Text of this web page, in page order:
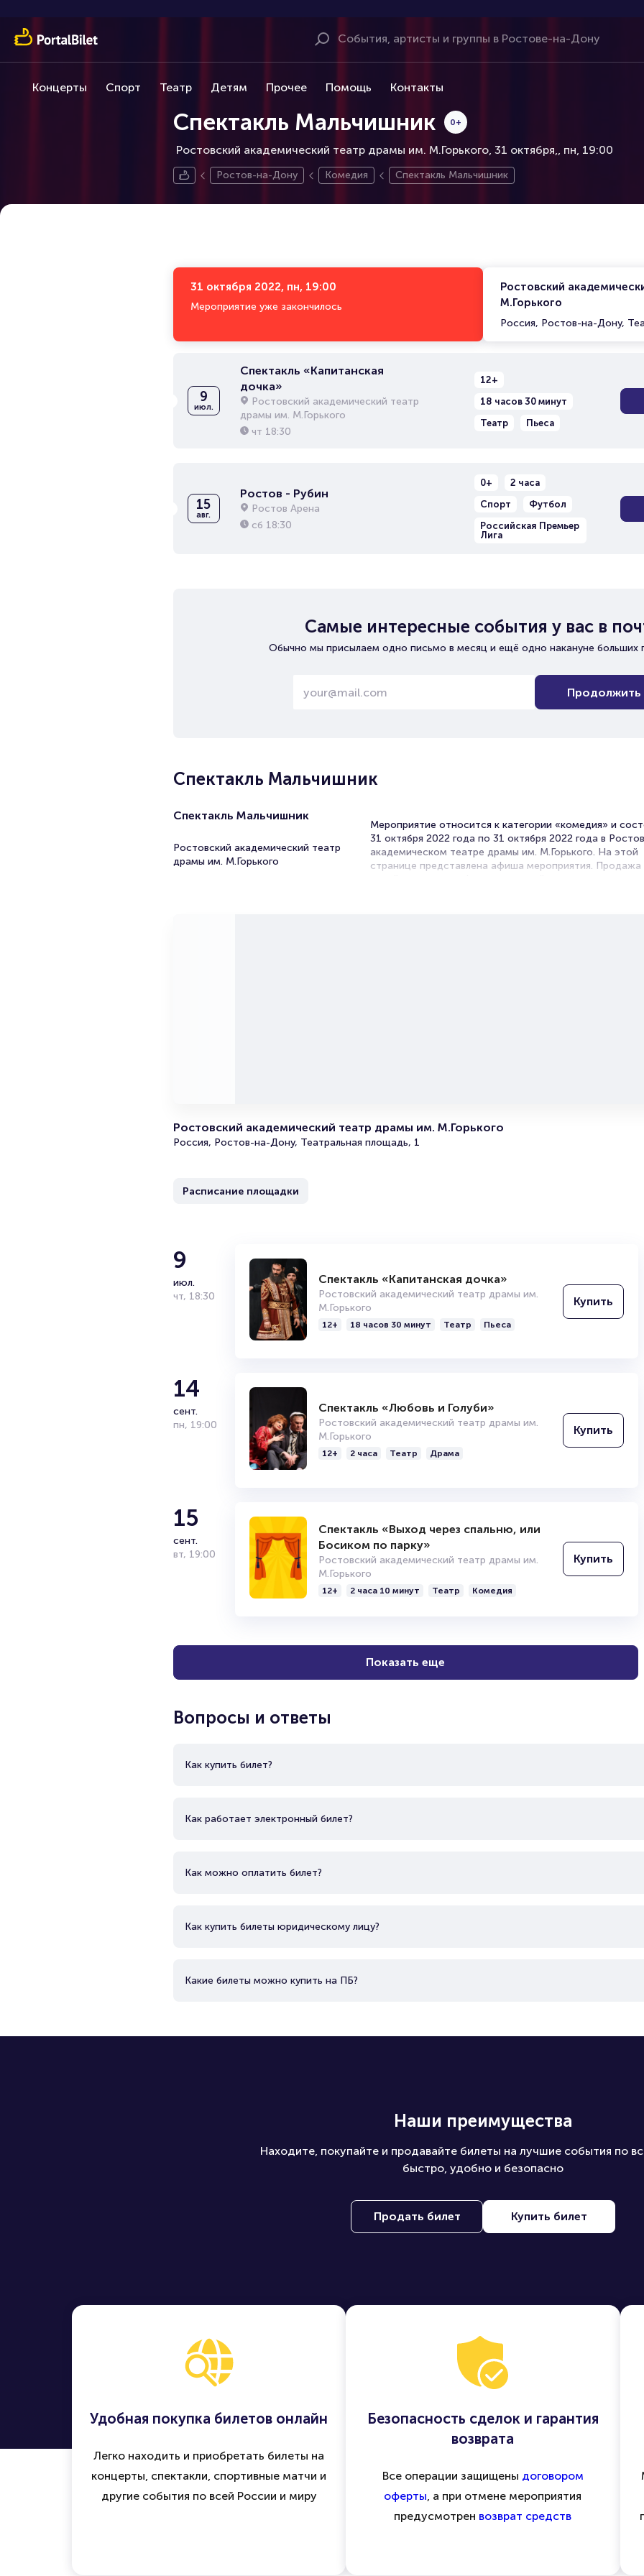
Концерты Спорт Театр Детям Прочее Помощь Контакты
Спектакль Мальчишник
Ростовский академический театр драмы им. М.Горького, 31 октября,
0+
пн, 19:00
Ростов-на-Дону Комедия Спектакль Мальчишник
31 октября 2022, пн, 19:00
Мероприятие уже закончилось
Ростовский
М.Горького
Россия, Ростов-на-Дону,
9
июл.
Спектакль «Капитанская
дочка»
Ростовский академический театр
драмы им. М.Горького
чт 18:30
12+
18 часов 30 минут
Театр
Пьеса
15
авг.
Ростов - Рубин
Ростов Арена
сб 18:30
0+
2 часа
Спорт
Футбол
Российская Премьер
Лига
Самые интересные события у вас в
Обычно мы присылаем одно письмо в месяц и ещё одно накануне больших
Продолжить
Спектакль Мальчишник
Спектакль Мальчишник
Ростовский академический театр
драмы им. М.Горького
Мероприятие относится к категории «комедия» и
31 октября 2022 года по 31 октября 2022 года в
академическом театре драмы им. М.Горького. На этой
странице представлена афиша мероприятия. Продажа
Подробнее о том, как вернуть, сдать или продать билет
читайте в разделах:
Ростовский академический театр драмы им. М.Горького
Россия, Ростов-на-Дону, Театральная площадь, 1
Расписание площадки
9
июл.
чт, 18:30
Спектакль «Капитанская дочка»
Ростовский академический театр драмы им.
М.Горького
12+ 18 часов 30 минут Театр Пьеса
Купить
14
сент.
пн, 19:00
Спектакль «Любовь и Голуби»
Ростовский академический театр драмы им.
М.Горького
12+ 2 часа Театр Драма
Купить
15
сент.
вт, 19:00
Спектакль «Выход через спальню, или
Босиком по парку»
Ростовский академический театр драмы им.
М.Горького
12+ 2 часа 10 минут Театр Комедия
Купить
Показать еще
Вопросы и ответы
Как купить билет?
Как работает электронный билет?
Как можно оплатить билет?
Как купить билеты юридическому лицу?
Какие билеты можно купить на ПБ?
Наши преимущества
Находите, покупайте и продавайте билеты на лучшие события по
быстро, удобно и безопасно
Продать билет Купить билет
Удобная покупка билетов онлайн
Легко находить и приобретать билеты на
концерты, спектакли, спортивные матчи и
другие события по всей России и миру
Безопасность сделок и гарантия
возврата
Все операции защищены договором
оферты, а при отмене мероприятия
предусмотрен возврат средств